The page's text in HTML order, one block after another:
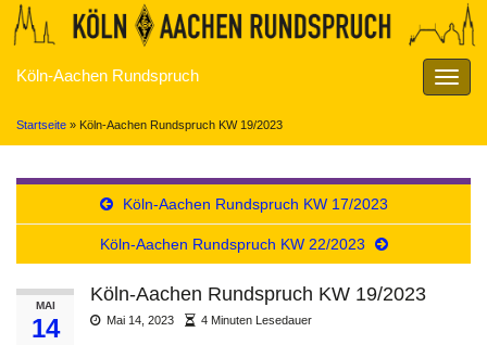
Köln-Aachen Rundspruch
Startseite » Köln-Aachen Rundspruch KW 19/2023
Köln-Aachen Rundspruch KW 17/2023
Köln-Aachen Rundspruch KW 22/2023
MAI
14
Köln-Aachen Rundspruch KW 19/2023
Mai 14, 2023 4 Minuten Lesedauer